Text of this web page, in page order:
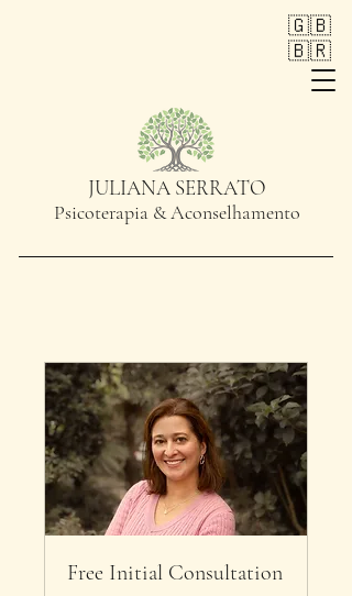
🇬🇧
🇧🇷
JULIANA SERRATO
Psicoterapia & Aconselhamento
Free Initial Consultation